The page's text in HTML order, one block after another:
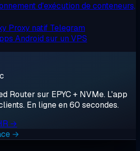
d'exécution de conteneurs,
Proxy natif Telegram
Android sur un VPS
Router sur EPYC + NVMe. L'app
En ligne en 60 secondes.
→
→